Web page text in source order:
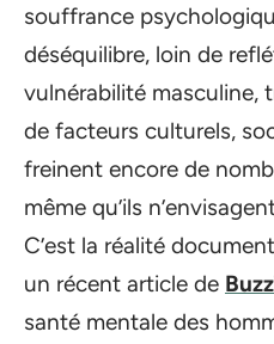
souffrance
déséquilibre, loin de
vulnérabilité masculine,
de facteurs culturels,
freinent encore de
même qu’ils
C’est la réalité
un récent article de
santé mentale des